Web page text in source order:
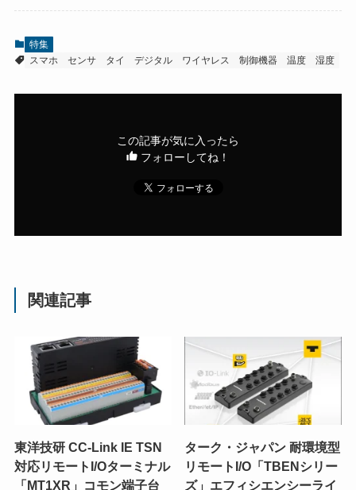
特集
スマホ
センサ タイ デジタル ワイヤレス 制御機器 温度 湿度
この記事が気に入ったら
フォローしてね！
関連記事
東洋技研 CC-Link IE TSN
対応リモートI/Oターミナル
「MT1XR」コモン端子台
ターク・ジャパン 耐環境型
リモートI/O「TBENシリー
ズ」エフィシエンシーライ